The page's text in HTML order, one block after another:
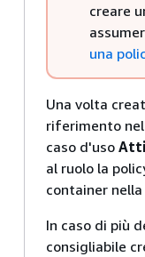
creare
una
Una volta
riferimento
caso d'uso
al ruolo la
container
In caso di più
consigliabile